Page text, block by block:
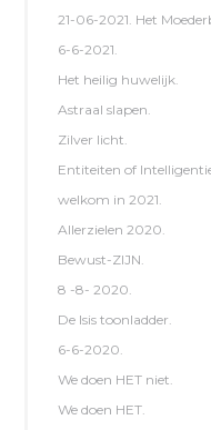
21-06-2021. Het
6-6-2021.
Het heilig huwelijk.
Astraal slapen.
Zilver licht.
Entiteiten of
welkom in 2021.
Allerzielen 2020.
Bewust-ZIJN.
8 -8- 2020.
De Isis toonladder.
6-6-2020.
We doen HET niet.
We doen HET.